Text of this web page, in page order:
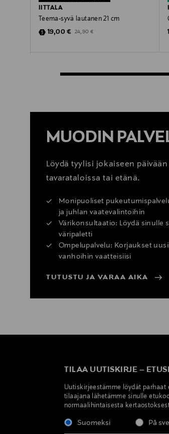
IITTALA
Teema-syvä lautanen 21 cm
Discounted Price
19,00 € Original Price
24,90 €
MUODIN
Löydä tyylisi jokaiseen päivään
tavarataloissa tai etänä.
Monipuoliset
ja juhlan vaatevalintoihin
Värikonsultaatio: Löydä sinulle
väripaletti
Ompelupalvelu: Korjaukset
vanhoihin vaatteisiisi
TUTUSTU JA VARAA AIKA
TILAA UUTISKIRJE – ETUSI
Uutiskirjeestämme löydät
tilaajana lähetämme sinulle
normaalihintaisesta
Suomeksi På